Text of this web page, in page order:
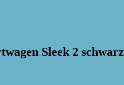
Sleek 2 schwarz